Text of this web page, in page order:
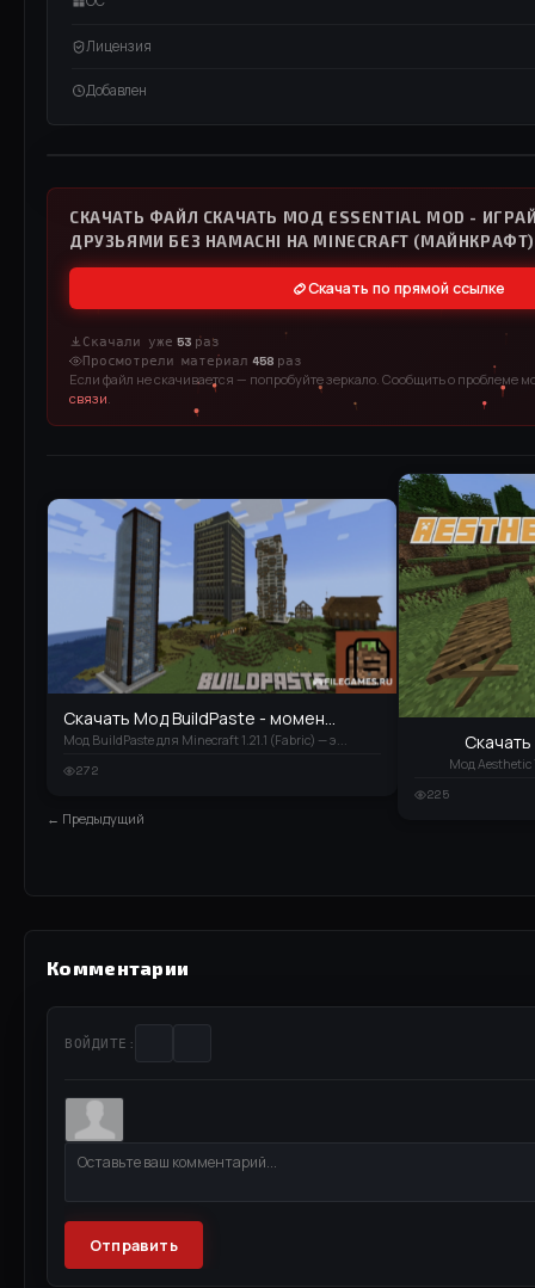
Лицензия
Добавлен
СМОТРЕТЬ ВИДЕО
СКАЧАТЬ ФАЙЛ СКАЧАТЬ МОД ESSENTIAL MOD - ИГРАЙ
ДРУЗЬЯМИ БЕЗ HAMACHI НА MINECRAFT (МАЙНКРАФТ)
Скачать по прямой ссылке
Скачали уже 53 раз
Просмотрели материал 458 раз
Если файл не скачивается — попробуйте зеркало. Сообщить о проблеме
связи.
Скачать Мод BuildPaste - момен...
Мод BuildPaste для Minecraft 1.21.1 (Fabric) — э...
272
← Предыдущий
Мод Aesthetic
225
Комментарии
ВОЙДИТЕ:
Отправить